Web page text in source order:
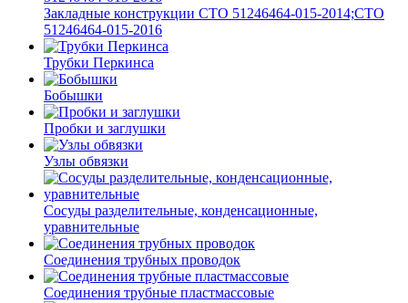
Закладные конструкции СТО 51246464-015-2014;СТО
51246464-015-2016
Трубки Перкинса
Бобышки
Пробки и заглушки
Узлы обвязки
Сосуды разделительные, конденсационные,
уравнительные
Соединения трубных проводок
Соединения трубные пластмассовые